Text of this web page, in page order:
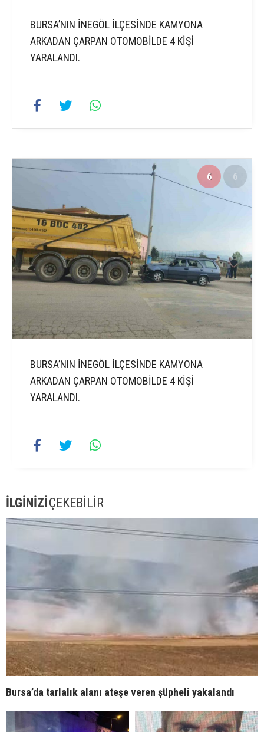
BURSA’NIN İNEGÖL İLÇESİNDE KAMYONA
ARKADAN ÇARPAN OTOMOBİLDE 4 KİŞİ
YARALANDI.
6 6
BURSA’NIN İNEGÖL İLÇESİNDE KAMYONA
ARKADAN ÇARPAN OTOMOBİLDE 4 KİŞİ
YARALANDI.
İLGİNİZİÇEKEBİLİR
Bursa’da tarlalık alanı ateşe veren şüpheli yakalandı